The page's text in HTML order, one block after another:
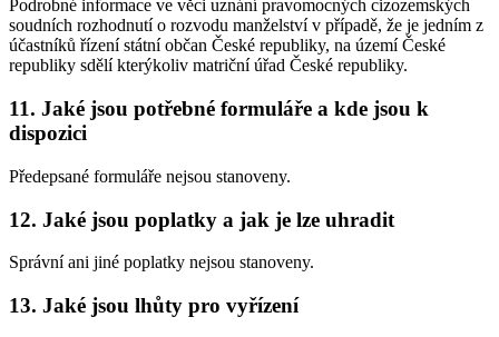
Podrobné informace ve věci uznání pravomocných cizozemských
soudních rozhodnutí o rozvodu manželství v případě, že je jedním z
účastníků řízení státní občan České republiky, na území České
republiky sdělí kterýkoliv matriční úřad České republiky.
11. Jaké jsou potřebné formuláře a kde jsou k
dispozici
Předepsané formuláře nejsou stanoveny.
12. Jaké jsou poplatky a jak je lze uhradit
Správní ani jiné poplatky nejsou stanoveny.
13. Jaké jsou lhůty pro vyřízení